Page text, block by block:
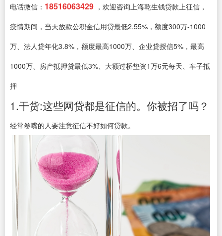
电话微信： 18516063429 ，欢迎咨询上海乾生钱贷款上征信，
疫情期间，当天放款公积金信用贷最低2.55%，额度300万-1000
万、法人贷年化3.8%，额度最高1000万、企业贷授信5%，最高
1000万、房产抵押贷最低3%、大额过桥垫资1万6元每天、车子抵
押
1.干货:这些网贷都是征信的。你被招了吗？
经常卷嘴的人要注意征信不好如何贷款。